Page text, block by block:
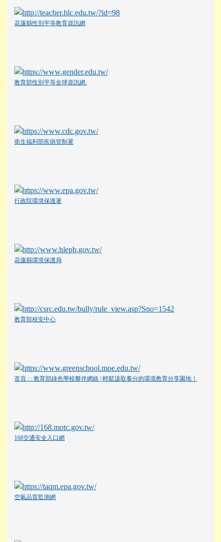
花蓮縣性別平等教育資訊網
教育部性別平等全球資訊網.
衛生福利部疾病管制署
行政院環境保護署
花蓮縣環境保護局
教育部校安中心
首頁 ::: 教育部綠色學校夥伴網絡 | 輕鬆汲取養分的環境教育分享園地！
168交通安全入口網
空氣品質監測網